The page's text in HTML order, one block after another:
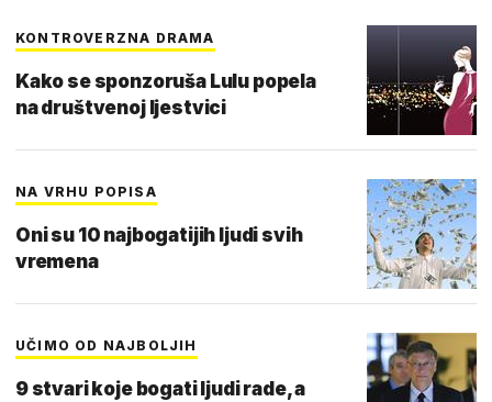
KONTROVERZNA DRAMA
Kako se sponzoruša Lulu popela
na društvenoj ljestvici
NA VRHU POPISA
Oni su 10 najbogatijih ljudi svih
vremena
UČIMO OD NAJBOLJIH
9 stvari koje bogati ljudi rade, a